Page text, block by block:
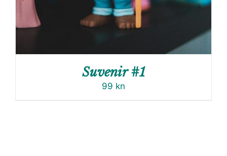
Suvenir #1
99 kn